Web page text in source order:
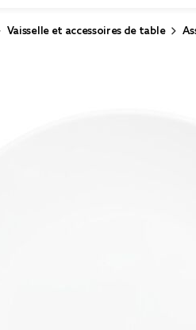
Vaisselle et accessoires de table